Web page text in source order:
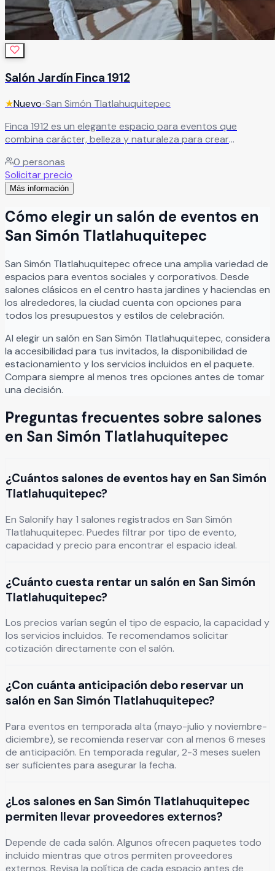
Salón Jardín Finca 1912
★Nuevo•San Simón Tlatlahuquitepec
Finca 1912 es un elegante espacio para eventos que
combina carácter, belleza y naturaleza para crear
instalaciones y la amplitud de su jardín verde ofrecen el
escenario perfecto para bodas, XV años, aniversarios,
graduaciones y eventos sociales especiales, brindando
junto a familiares y amigos. En Finca 1912 cada celebración
se vive como una auténtica experiencia llena de alegría,
amor y momentos memorables, en un entorno natural y
especial.Leer más
0 personas
Solicitar precio
Más información
Cómo elegir un salón de eventos en
San Simón Tlatlahuquitepec
San Simón Tlatlahuquitepec ofrece una amplia variedad de
espacios para eventos sociales y corporativos. Desde
salones clásicos en el centro hasta jardines y haciendas en
los alrededores, la ciudad cuenta con opciones para
todos los presupuestos y estilos de celebración.
Al elegir un salón en San Simón Tlatlahuquitepec, considera
la accesibilidad para tus invitados, la disponibilidad de
estacionamiento y los servicios incluidos en el paquete.
Compara siempre al menos tres opciones antes de tomar
una decisión.
Preguntas frecuentes sobre salones
en San Simón Tlatlahuquitepec
¿Cuántos salones de eventos hay en San Simón
Tlatlahuquitepec?
En Salonify hay 1 salones registrados en San Simón
Tlatlahuquitepec. Puedes filtrar por tipo de evento,
capacidad y precio para encontrar el espacio ideal.
¿Cuánto cuesta rentar un salón en San Simón
Tlatlahuquitepec?
Los precios varían según el tipo de espacio, la capacidad y
los servicios incluidos. Te recomendamos solicitar
cotización directamente con el salón.
¿Con cuánta anticipación debo reservar un
salón en San Simón Tlatlahuquitepec?
Para eventos en temporada alta (mayo-julio y noviembre-
diciembre), se recomienda reservar con al menos 6 meses
de anticipación. En temporada regular, 2-3 meses suelen
ser suficientes para asegurar la fecha.
¿Los salones en San Simón Tlatlahuquitepec
permiten llevar proveedores externos?
Depende de cada salón. Algunos ofrecen paquetes todo
incluido mientras que otros permiten proveedores
externos. Revisa la política de cada espacio antes de